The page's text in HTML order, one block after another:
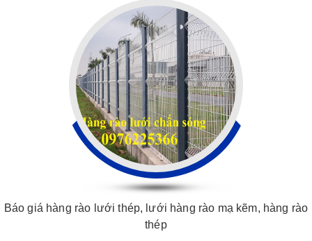
Báo giá hàng rào lưới thép, lưới hàng rào mạ kẽm, hàng rào
thép